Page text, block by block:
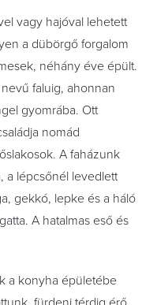
vagy hajóval lehetett
a dübörgő forgalom
néhány éve épült.
faluig, ahonnan
gyomrába. Ott
nomád
A faházunk
a lépcsőnél levedlett
gekkó, lepke és a háló
A hatalmas eső és
a konyha épületébe